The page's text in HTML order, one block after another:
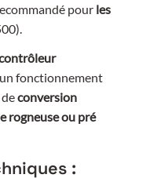
pour les
fonctionnement
conversion
rogneuse ou pré
: